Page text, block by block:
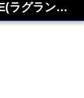
商品詳細 [R-SFBGW02-RS-FREE(ラグランスリーブ)]